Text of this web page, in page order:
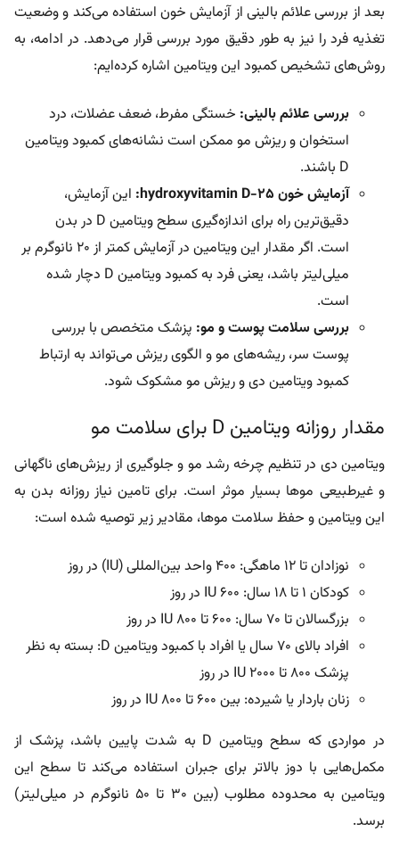
روش‌های تشخیص کمبود این ویتامین اشاره کرده‌ایم:
بررسی علائم بالینی: خستگی مفرط، ضعف عضلات، درد
D باشند.
آزمایش خون 25-hydroxyvitamin D:
این آزمایش،
است. اگر مقدار این ویتامین در آزمایش کمتر از ۲۰ نانوگرم بر
میلی‌لیتر باشد، یعنی فرد به کمبود ویتامین D دچار شده
است.
بررسی سلامت پوست و مو:پزشک متخصص با بررسی
پوست سر، ریشه‌های مو و الگوی ریزش می‌تواند به ارتباط
کمبود ویتامین دی و ریزش مو مشکوک شود.
مقدار روزانه ویتامین D برای سلامت مو
و غیرطبیعی موها بسیار موثر است. برای تامین نیاز روزانه بدن به
این ویتامین و حفظ سلامت موها، مقادیر زیر توصیه شده است:
نوزادان تا ۱۲ ماهگی: ۴۰۰ واحد بین‌المللی (IU) در روز
بزرگسالان تا ۷۰ سال: ۶۰۰ تا ۸۰۰ IU در روز
پزشک ۸۰۰ تا ۲۰۰۰ IU در روز
زنان باردار یا شیرده: بین ۶۰۰ تا ۸۰۰ IU در روز
در مواردی که سطح ویتامین D به شدت پایین باشد، پزشک از
ویتامین به محدوده مطلوب (بین ۳۰ تا ۵۰ نانوگرم در میلی‌لیتر)
برسد.
برایخرید انواع مکمل